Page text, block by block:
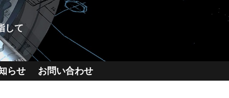
して
らせ お問い合わせ